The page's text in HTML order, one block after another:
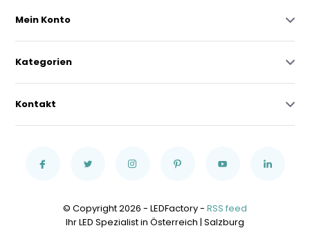
Mein Konto
Kategorien
Kontakt
© Copyright 2026 - LEDFactory - RSS feed
Ihr LED Spezialist in Österreich | Salzburg